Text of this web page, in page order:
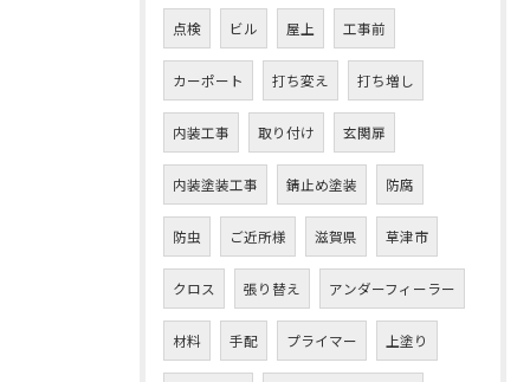
点検 ビル 屋上 工事前
カーポート 打ち変え 打ち増し
内装工事 取り付け 玄関扉
内装塗装工事 錆止め塗装 防腐
防虫 ご近所様 滋賀県 草津市
クロス 張り替え アンダーフィーラー
材料 手配 プライマー 上塗り